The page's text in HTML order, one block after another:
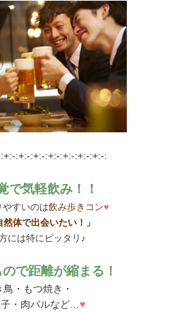
:+:-:+:-:+:-:+:-:+:-:+:-:
で気軽飲み！！
やすいのは飲み歩きコン♥
然体で出会いたい！」
には特にピッタリ♪
で距離が縮まる！
鳥・もつ焼き・
・肉バルなど… ♥